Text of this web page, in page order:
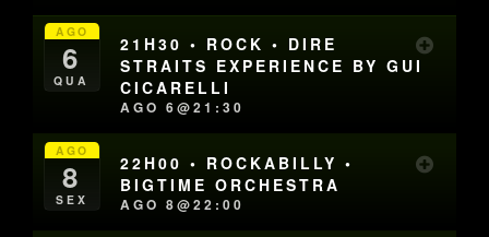
AGO
6
QUA
21H30 • ROCK • DIRE
STRAITS EXPERIENCE BY GUI
CICARELLI
AGO 6@21:30
AGO
8
SEX
22H00 • ROCKABILLY •
BIGTIME ORCHESTRA
AGO 8@22:00